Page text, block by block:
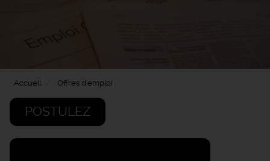
Accueil Offres d'emploi
POSTULEZ